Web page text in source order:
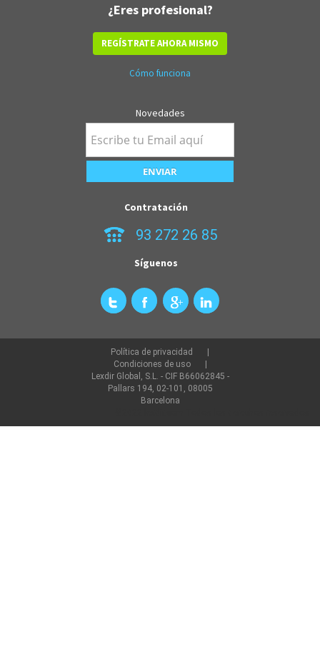
¿Eres profesional?
REGÍSTRATE AHORA MISMO
Cómo funciona
Novedades
Contratación
93 272 26 85
Síguenos
Política de privacidad
Condiciones de uso
Lexdir Global, S.L. - CIF B66062845 -
Pallars 194, 02-101, 08005
Barcelona